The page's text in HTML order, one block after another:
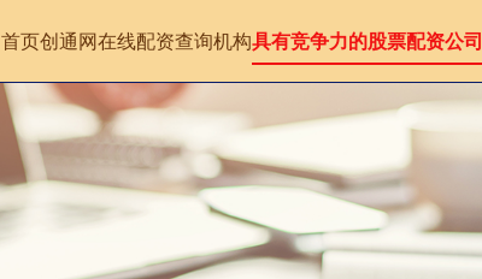
首页创通网在线配资查询机构具有竞争力的股票配资公司